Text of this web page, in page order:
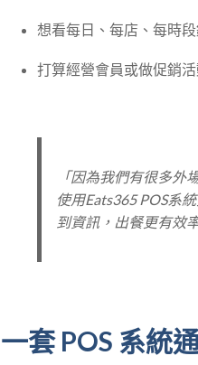
想看每日、每店、每時
打算經營會員或做促銷
「因為我們有很多
使用Eats365 POS系
到資訊，出餐更有效
一套 POS 系統